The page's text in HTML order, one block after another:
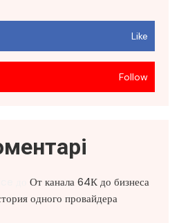
Like
Follow
От канала 64К до бизнеса
одного провайдера